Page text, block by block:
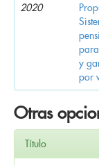
2020
y
por
Otras
Título